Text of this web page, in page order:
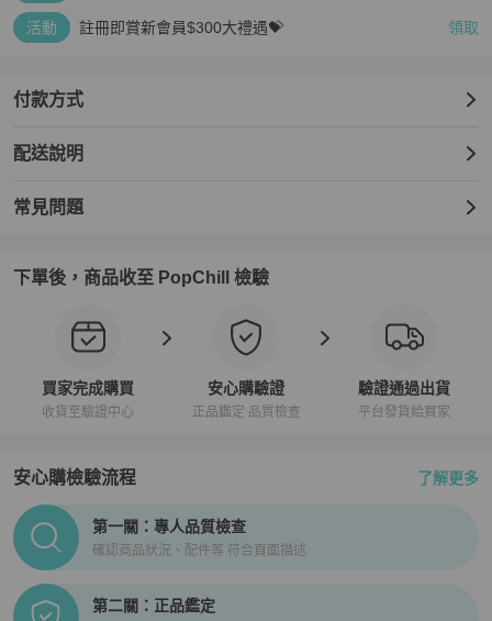
活動 註冊即賞新會員$300大禮遇💝 領取
付款方式
配送說明
常見問題
下單後，商品收至 PopChill 檢驗
買家完成購買
收貨至驗證中心
安心購驗證
正品鑑定 品質檢查
驗證通過出貨
平台發貨給買家
安心購檢驗流程 了解更多
PopChill拍拍圈正品驗證、安心購檢驗流程介紹
第一關：專人品質檢查
確認商品狀況、配件等 符合頁面描述
第二關：正品鑑定